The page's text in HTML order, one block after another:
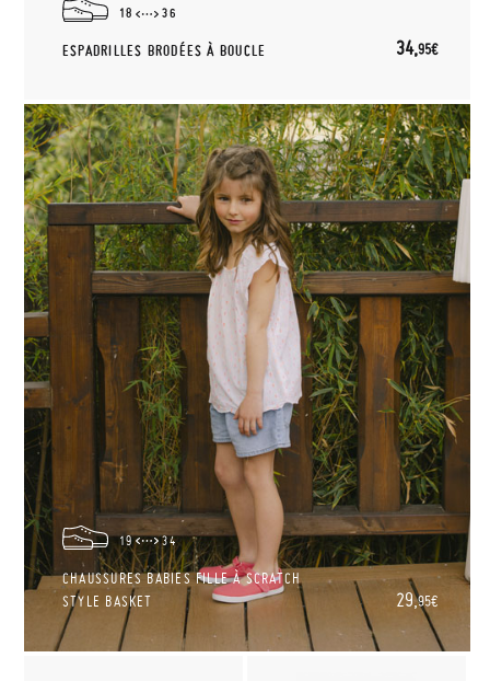
18 36
ESPADRILLES BRODÉES À BOUCLE 34,95€
19 34
CHAUSSURES BABIES FILLE À SCRATCH
STYLE BASKET
29,95€